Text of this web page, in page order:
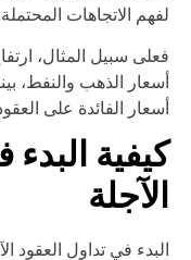
الاتجاهات المحتملة
سبيل المثال، ارتفاع
الذهب والنفط، بينما
الفائدة على العقود
البدء
في تداول العقود